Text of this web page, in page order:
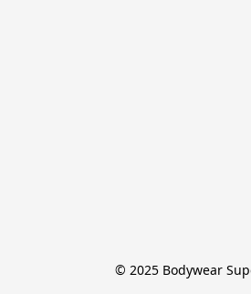
© 2025 Bodywear